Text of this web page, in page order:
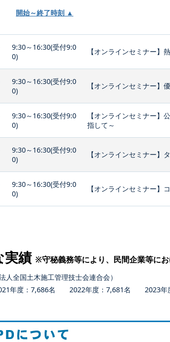
開始～終了時刻 ▲
9:30～16:30(受付9:0
0)
【オンラインセミナー】
9:30～16:30(受付9:0
0)
【オンラインセミナー】
9:30～16:30(受付9:0
0)
【オンラインセミナー】
指して～
9:30～16:30(受付9:0
0)
【オンラインセミナー
9:30～16:30(受付9:0
0)
【オンラインセミナー】
実績 ※守秘義務等により、民間企業等に
全国土木施工管理技士会連合会）
度：7,686名 2022年度：7,681名 2023年